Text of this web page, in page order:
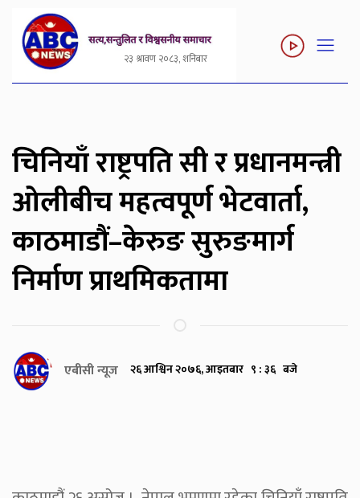
२३ श्रावण २०८३, शनिबार
चिनियाँ राष्ट्रपति सी र प्रधानमन्त्री
ओलीबीच महत्वपूर्ण भेटवार्ता,
काठमाडौं–केरुङ सुरुङमार्ग
निर्माण प्राथमिकतामा
एबीसी न्यूज २६ आश्विन २०७६, आइतबार ९ : ३६ बजे